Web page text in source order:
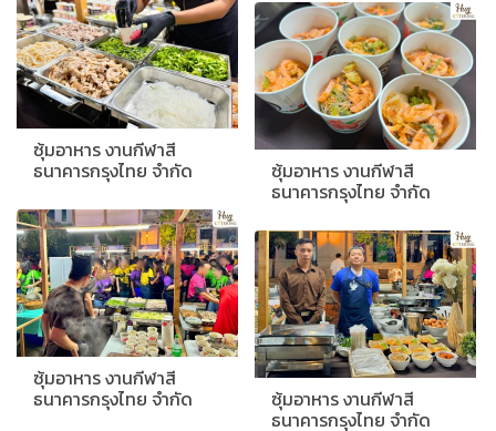
ซุ้มอาหาร งานกีฬาสี
ธนาคารกรุงไทย จำกัด ซุ้มอาหาร งานกีฬาสี
ธนาคารกรุงไทย จำกัด
ซุ้มอาหาร งานกีฬาสี
ธนาคารกรุงไทย จำกัด ซุ้มอาหาร งานกีฬาสี
ธนาคารกรุงไทย จำกัด